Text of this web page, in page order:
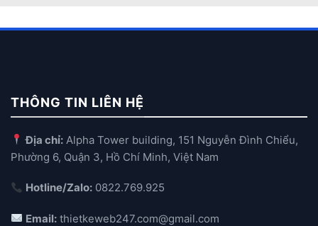
THÔNG TIN LIÊN HỆ
Địa chỉ: Alpha Tower building, 151 Nguyễn Đình Chiểu,
Phường 6, Quận 3, Hồ Chí Minh, Việt Nam
Hotline/Zalo: 0822.769.925
Email: thietkeweb247.com@gmail.com